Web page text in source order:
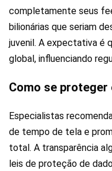
completamente seus
bilionárias que seriam
juvenil. A expectativa é
global, influenciando
Como se proteger
Especialistas
de tempo de tela e
total. A transparência
leis de proteção de